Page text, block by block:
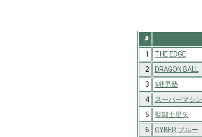
#
1
THE EDGE
2
DRAGON BALL
3
魁!!男塾
4
スーパーマシ
5
聖闘士星矢
6
CYBER ブルー